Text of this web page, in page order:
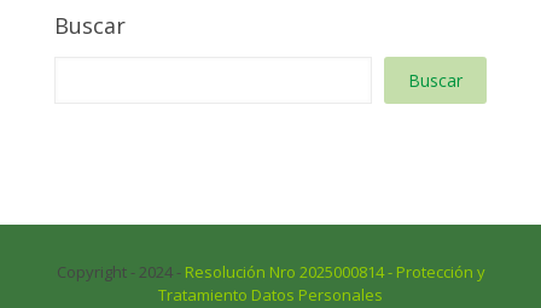
Buscar
Buscar
Copyright - 2024 - Resolución Nro 2025000814 - Protección y
Tratamiento Datos Personales